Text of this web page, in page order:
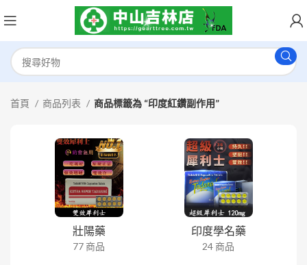
首頁 商品列表 商品標籤為 “印度紅鑽副作用”
壯陽藥
77 商品
印度學名藥
24 商品